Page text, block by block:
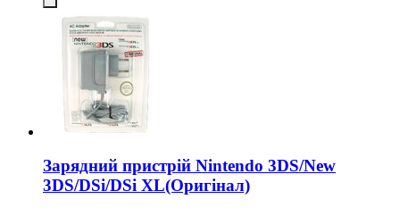
Зарядний пристрій Nintendo 3DS/New
3DS/DSi/DSi XL(Оригінал)